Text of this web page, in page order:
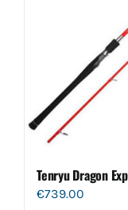
Tenryu Dragon
€739.00